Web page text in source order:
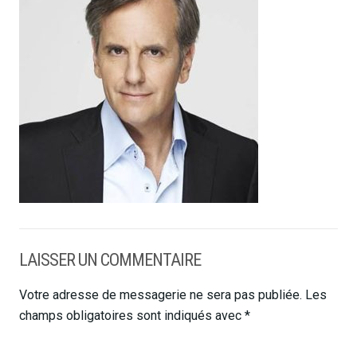
LAISSER UN COMMENTAIRE
Votre adresse de messagerie ne sera pas publiée. Les
champs obligatoires sont indiqués avec *